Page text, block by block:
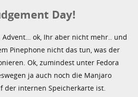
Day!
ok, Ihr aber nicht mehr.. und
Pinephone nicht das tun, was der
Ok, zumindest unter Fedora
ja auch noch die Manjaro
der internen Speicherkarte ist.